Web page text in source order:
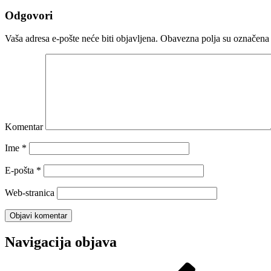
Odgovori
Vaša adresa e-pošte neće biti objavljena. Obavezna polja su
Komentar
Ime *
E-pošta *
Web-stranica
Navigacija objava